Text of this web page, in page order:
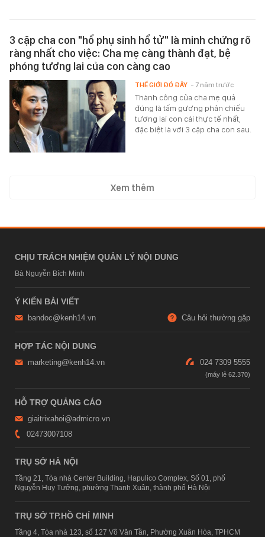
3 cặp cha con "hổ phụ sinh hổ tử" là minh chứng rõ
ràng nhất cho việc: Cha mẹ càng thành đạt, bệ
phóng tương lai của con càng cao
Thành công của cha mẹ quả
đúng là tấm gương phản chiếu
tương lai con cái thực tế nhất,
đặc biệt là với 3 cặp cha con sau.
THẾ GIỚI ĐÓ ĐÂY - 7 năm trước
Xem thêm
CHỊU TRÁCH NHIỆM QUẢN LÝ NỘI DUNG
Bà Nguyễn Bích Minh
Ý KIẾN BÀI VIẾT
bandoc@kenh14.vn Câu hỏi thường gặp
HỢP TÁC NỘI DUNG
marketing@kenh14.vn 024 7309 5555
HỖ TRỢ QUẢNG CÁO
giaitrixahoi@admicro.vn
02473007108
TRỤ SỞ HÀ NỘI
Tầng 21, Tòa nhà Center Building, Hapulico Complex, Số 01, phố
Nguyễn Huy Tưởng, phường Thanh Xuân, thành phố Hà Nội
TRỤ SỞ TP.HỒ CHÍ MINH
Tầng 4, Tòa nhà 123, số 127 Võ Văn Tần, Phường Xuân Hòa, TPHCM